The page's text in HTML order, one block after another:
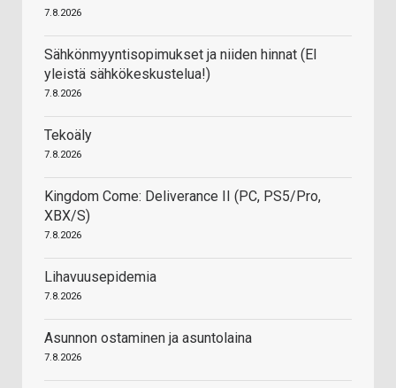
7.8.2026
Sähkönmyyntisopimukset ja niiden hinnat (EI
yleistä sähkökeskustelua!)
7.8.2026
Tekoäly
7.8.2026
Kingdom Come: Deliverance II (PC, PS5/Pro,
XBX/S)
7.8.2026
Lihavuusepidemia
7.8.2026
Asunnon ostaminen ja asuntolaina
7.8.2026